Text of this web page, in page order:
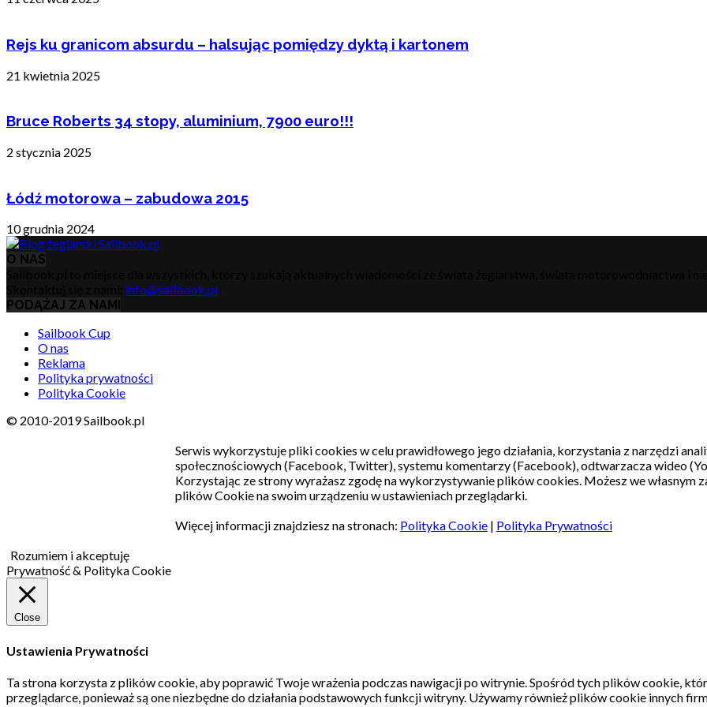
Rejs ku granicom absurdu – halsując pomiędzy dyktą i kartonem
21 kwietnia 2025
Bruce Roberts 34 stopy, aluminium, 7900 euro!!!
2 stycznia 2025
Łódź motorowa – zabudowa 2015
10 grudnia 2024
O NAS
info@sailbook.pl
PODĄŻAJ ZA NAMI
Sailbook Cup
O nas
Reklama
Polityka prywatności
Polityka Cookie
© 2010-2019 Sailbook.pl
Serwis wykorzystuje pliki cookies w celu prawidłowego jego działania, korzystania z narzędzi
społecznościowych (Facebook, Twitter), systemu komentarzy (Facebook), odtwarzacza wideo
Korzystając ze strony wyrażasz zgodę na wykorzystywanie plików cookies. Możesz we własnym
plików Cookie na swoim urządzeniu w ustawieniach przeglądarki.
Więcej informacji znajdziesz na stronach: Polityka Cookie | Polityka Prywatności
Rozumiem i akceptuję
Prywatność & Polityka Cookie
Close
Ustawienia Prywatności
Ta strona korzysta z plików cookie, aby poprawić Twoje wrażenia podczas nawigacji po witrynie.Spośród tych plików cookie,
przeglądarce, ponieważ są one niezbędne do działania podstawowych funkcji witryny. Używamy również plików cookie innych